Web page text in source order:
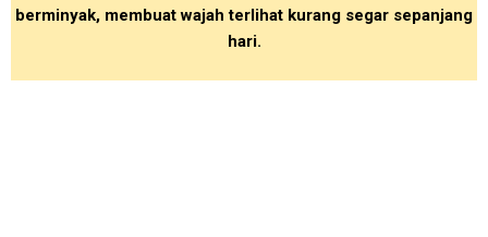
berminyak, membuat wajah terlihat kurang segar sepanjang
hari.